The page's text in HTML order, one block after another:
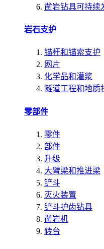
凿岩钻具可持续
岩石支护
锚杆和锚索支护
网片
化学品和灌浆
隧道工程和地质
零部件
零件
部件
升级
大臂梁和推进梁
铲斗
灭火装置
铲斗护齿钻具
凿岩机
转台